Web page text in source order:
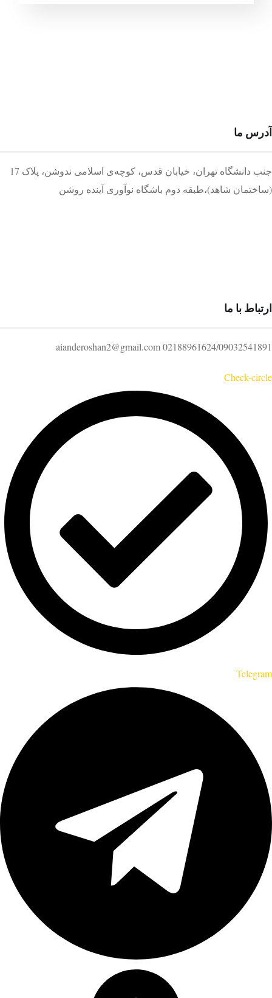
آدرس ما
جنب دانشگاه تهران، خیابان قدس، کوچه‌ی اسلامی ندوشن، پلاک 17
(ساختمان شاهد)،طبقه دوم باشگاه نوآوری آینده روشن
ارتباط با ما
02188961624/09032541891 aianderoshan2@gmail.com
Check-circle
Telegram